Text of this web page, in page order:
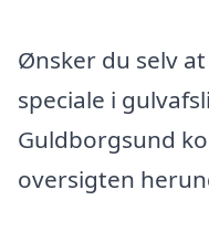
Ønsker du selv
speciale i
Guldborgsund
oversigten